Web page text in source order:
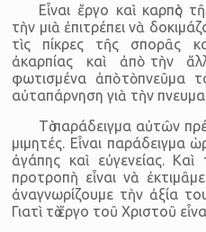
Εἶναι ἔργο καὶ καρπὸς
τὴν μιὰ ἐπιτρέπει νὰ
τὶς πίκρες τῆς σπορᾶς
ἀκαρπίας καὶ ἀπὸ τὴν
φωτισμένα ἀπὸ τὸ πνεῦμα
αὐταπάρνηση γιὰ τὴν
Τὸ παράδειγμα αὐτῶν
μιμητές. Εἶναι
ἀγάπης καὶ εὐγενείας.
προτροπὴ εἶναι νὰ
ἀναγνωρίζουμε τὴν ἀξία
Γιατὶ τὸ ἔργο τοῦ Χριστοῦ